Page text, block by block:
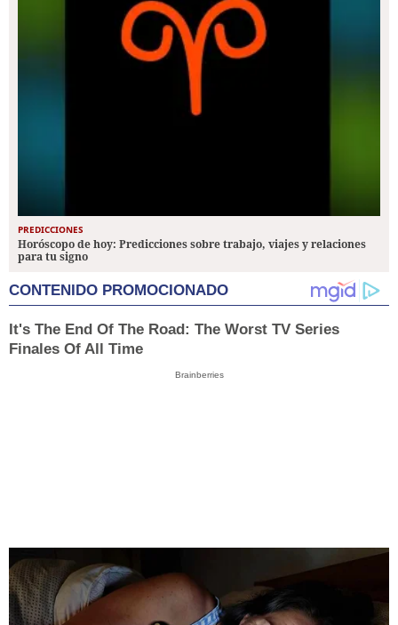
PREDICCIONES
Horóscopo de hoy: Predicciones sobre trabajo, viajes y relaciones
para tu signo
CONTENIDO PROMOCIONADO
It's The End Of The Road: The Worst TV Series
Finales Of All Time
Brainberries